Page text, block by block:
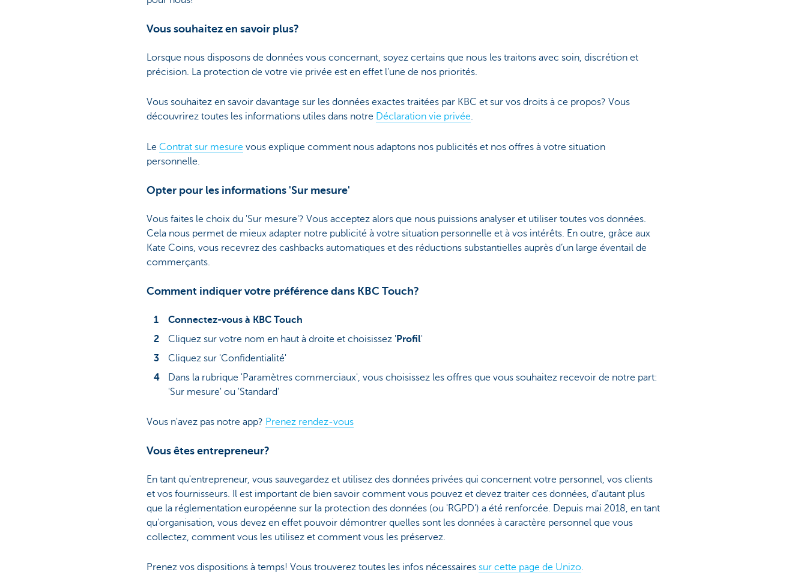
Vous souhaitez en savoir plus?
Lorsque nous disposons de données vous concernant, soyez certains que nous les traitons avec soin, discrétion et
précision. La protection de votre vie privée est en effet l’une de nos priorités.
Vous souhaitez en savoir davantage sur les données exactes traitées par KBC et sur vos droits à ce propos? Vous
découvrirez toutes les informations utiles dans notre Déclaration vie privée.
Le Contrat sur mesure vous explique comment nous adaptons nos publicités et nos offres à votre situation
personnelle.
Opter pour les informations 'Sur mesure'
Vous faites le choix du 'Sur mesure'? Vous acceptez alors que nous puissions analyser et utiliser toutes vos données.
Cela nous permet de mieux adapter notre publicité à votre situation personnelle et à vos intérêts. En outre, grâce aux
Kate Coins, vous recevrez des cashbacks automatiques et des réductions substantielles auprès d’un large éventail de
commerçants.
Comment indiquer votre préférence dans KBC Touch?
Connectez-vous à KBC Touch
Cliquez sur votre nom en haut à droite et choisissez ' Profil'
Cliquez sur 'Confidentialité'
Dans la rubrique 'Paramètres commerciaux', vous choisissez les offres que vous souhaitez recevoir de notre part:
'Sur mesure' ou 'Standard'
Vous n'avez pas notre app? Prenez rendez-vous
Vous êtes entrepreneur?
En tant qu'entrepreneur, vous sauvegardez et utilisez des données privées qui concernent votre personnel, vos clients
et vos fournisseurs. Il est important de bien savoir comment vous pouvez et devez traiter ces données, d'autant plus
que la réglementation européenne sur la protection des données (ou 'RGPD') a été renforcée. Depuis mai 2018, en tant
qu'organisation, vous devez en effet pouvoir démontrer quelles sont les données à caractère personnel que vous
collectez, comment vous les utilisez et comment vous les préservez.
Prenez vos dispositions à temps! Vous trouverez toutes les infos nécessaires sur cette page de Unizo.